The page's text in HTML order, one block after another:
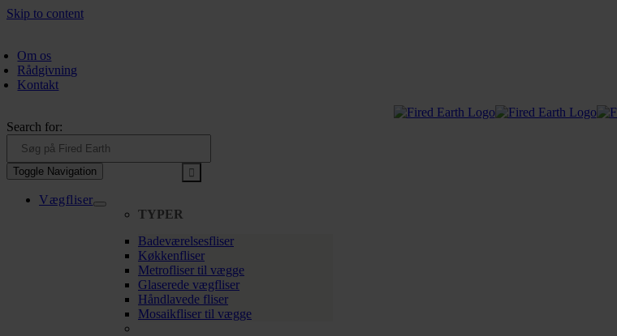
Skip to content
Om os
Rådgivning
Kontakt
Search for:
Toggle Navigation
Vægfliser
TYPER
Badeværelsesfliser
Køkkenfliser
Metrofliser til vægge
Glaserede vægfliser
Håndlavede fliser
Mosaikfliser til vægge